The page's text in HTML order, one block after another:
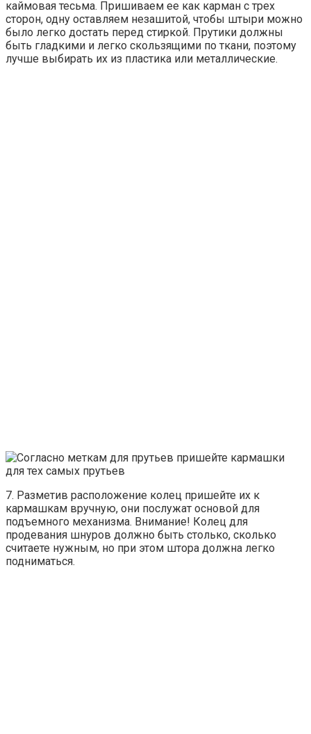
каймовая тесьма. Пришиваем ее как карман с трех
сторон, одну оставляем незашитой, чтобы штыри можно
было легко достать перед стиркой. Прутики должны
быть гладкими и легко скользящими по ткани, поэтому
лучше выбирать их из пластика или металлические.
7. Разметив расположение колец пришейте их к
кармашкам вручную, они послужат основой для
подъемного механизма. Внимание! Колец для
продевания шнуров должно быть столько, сколько
считаете нужным, но при этом штора должна легко
подниматься.